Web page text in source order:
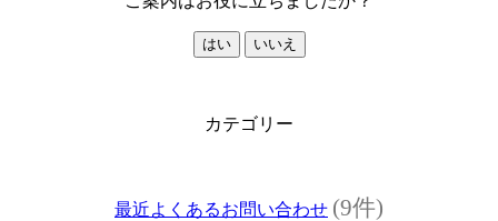
はい いいえ
カテゴリー
最近よくあるお問い合わせ (9件)